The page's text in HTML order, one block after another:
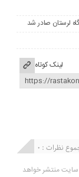
لینک کوتاه
نظرات : 0
منتشر خواهد